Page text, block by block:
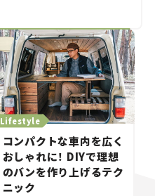
Lifestyle
コンパクトな車内を広く
おしゃれに！ DIYで理想
のバンを作り上げるテク
ニック